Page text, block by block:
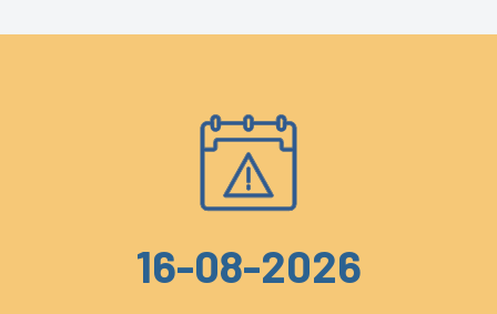
16-08-2026